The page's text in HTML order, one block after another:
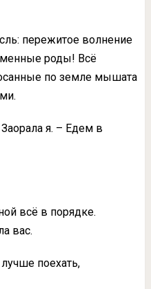
пережитое волнение
роды! Всё
по земле мышата
я. – Едем в
всё в порядке.
вас.
поехать,